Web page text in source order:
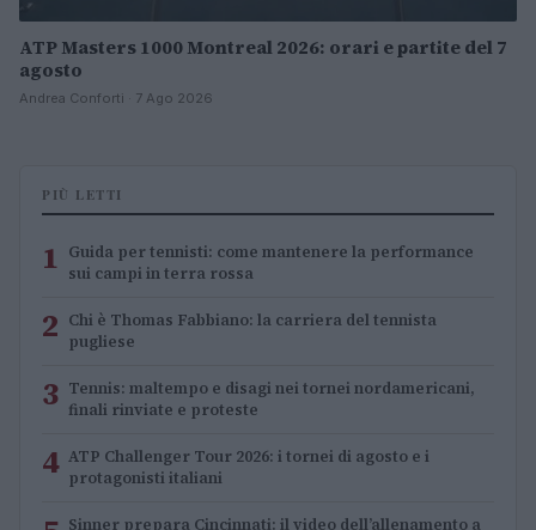
ATP Masters 1000 Montreal 2026: orari e partite del 7
agosto
Andrea Conforti · 7 Ago 2026
PIÙ LETTI
1 Guida per tennisti: come mantenere la performance
sui campi in terra rossa
2 Chi è Thomas Fabbiano: la carriera del tennista
pugliese
3 Tennis: maltempo e disagi nei tornei nordamericani,
finali rinviate e proteste
4 ATP Challenger Tour 2026: i tornei di agosto e i
protagonisti italiani
Sinner prepara Cincinnati: il video dell’allenamento a